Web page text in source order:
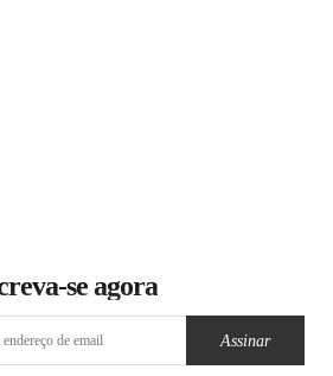
se agora
Assinar